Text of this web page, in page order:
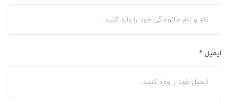
ایمیل *